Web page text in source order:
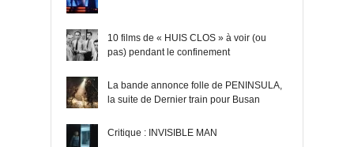
10 films de « HUIS CLOS » à voir (ou
pas) pendant le confinement
La bande annonce folle de PENINSULA,
la suite de Dernier train pour Busan
Critique : INVISIBLE MAN